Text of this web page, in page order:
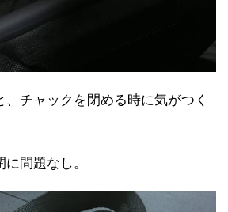
チャックを閉める時に気がつく
問題なし。